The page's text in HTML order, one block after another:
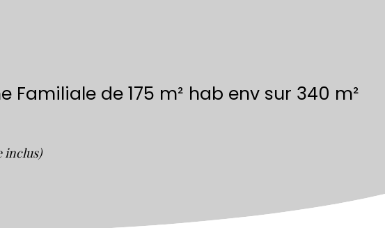
Familiale de 175 m² hab env sur 340 m²
inclus)